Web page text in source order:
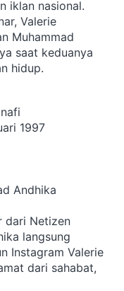
iklan nasional.
Valerie
Muhammad
saat keduanya
hidup.
1997
Andhika
dari Netizen
langsung
Instagram Valerie
dari sahabat,